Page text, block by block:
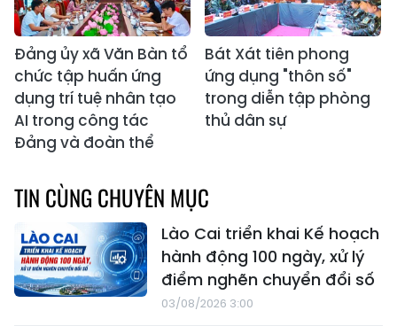
Đảng ủy xã Văn Bàn tổ
chức tập huấn ứng
dụng trí tuệ nhân tạo
AI trong công tác
Đảng và đoàn thể
Bát Xát tiên phong
ứng dụng "thôn số"
trong diễn tập phòng
thủ dân sự
TIN CÙNG CHUYÊN MỤC
Lào Cai triển khai Kế hoạch
hành động 100 ngày, xử lý
điểm nghẽn chuyển đổi số
03/08/2026 3:00